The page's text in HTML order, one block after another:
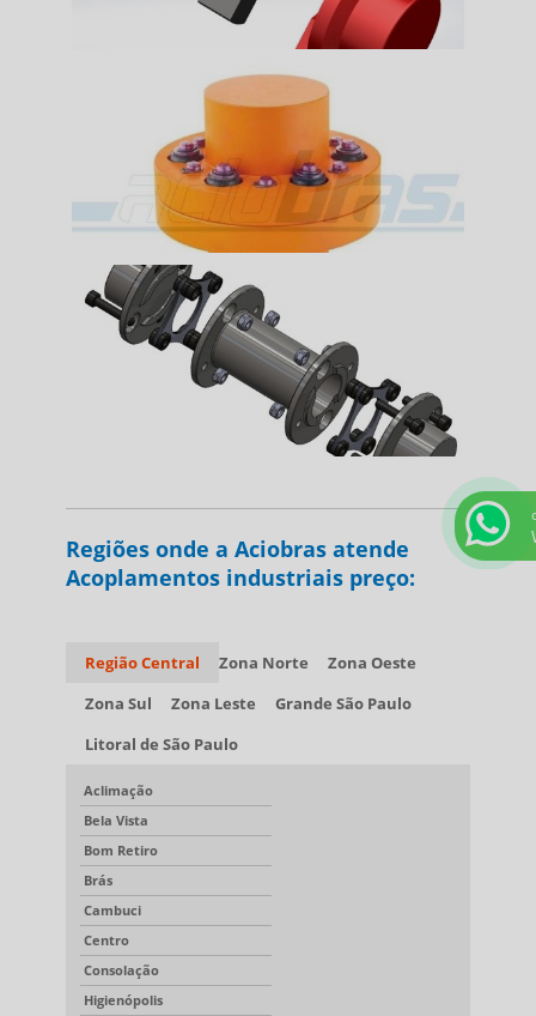
Regiões onde a Aciobras atende
Acoplamentos industriais preço:
Região Central Zona Norte
Zona Oeste
Zona Sul
Zona Leste
Grande São Paulo
Litoral de São Paulo
Aclimação
Bela Vista
Bom Retiro
Brás
Cambuci
Centro
Consolação
Higienópolis